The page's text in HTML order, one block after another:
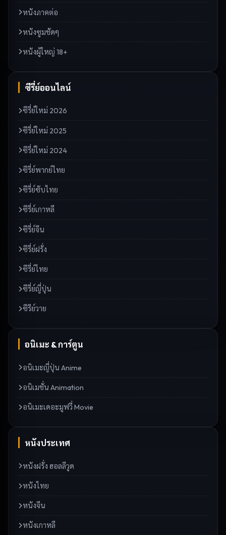
หนังภาคต่อ
หนังซูมชัดๆ
หนังผู้ใหญ่ 18+
ซีรี่ย์ออนไลน์
ซีรี่ย์ใหม่ 2026
ซีรี่ย์ใหม่ 2025
ซีรี่ย์ใหม่ 2024
ซีรี่ย์พากย์ไทย
ซีรี่ย์ซับไทย
ซีรี่ย์เกาหลี
ซีรี่ย์จีน
ซีรี่ย์ฝรั่ง
ซีรี่ย์ไทย
ซีรี่ย์ญี่ปุ่น
ซีรีย์วาย
อนิเมะ & การ์ตูน
อนิเมะญี่ปุ่น Anime
อนิเมชั่น Animation
อนิเมะเดอะมูฟวี่ Movie
หนังประเทศ
หนังฝรั่ง ฮอลลีวูด
หนังไทย
หนังจีน
หนังเกาหลี